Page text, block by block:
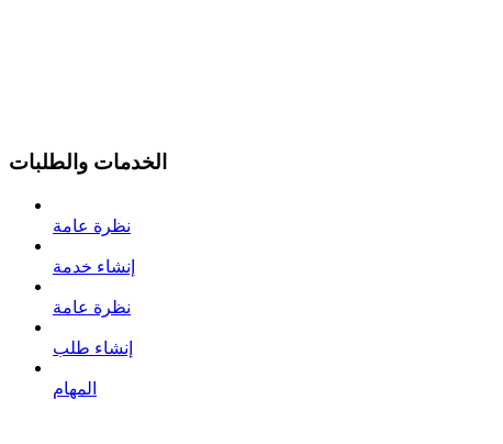
الخدمات والطلبات
نظرة عامة
إنشاء خدمة
نظرة عامة
إنشاء طلب
المهام